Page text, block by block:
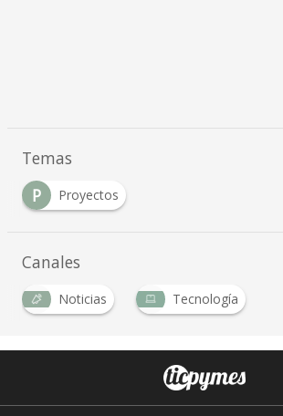
Temas
P
Proyectos
Canales
Noticias Tecnología